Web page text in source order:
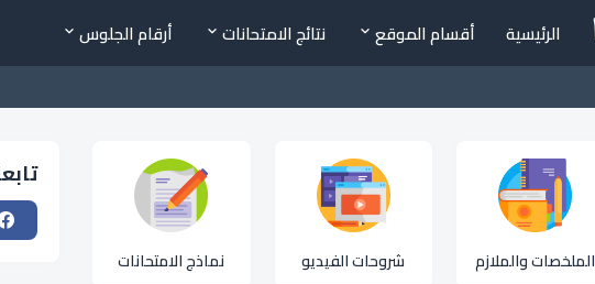
الرئيسية أقسام الموقع نتائج الامتحانات أرقام الجلوس
الملخصات والملازم شروحات الفيديو نماذج الامتحانات